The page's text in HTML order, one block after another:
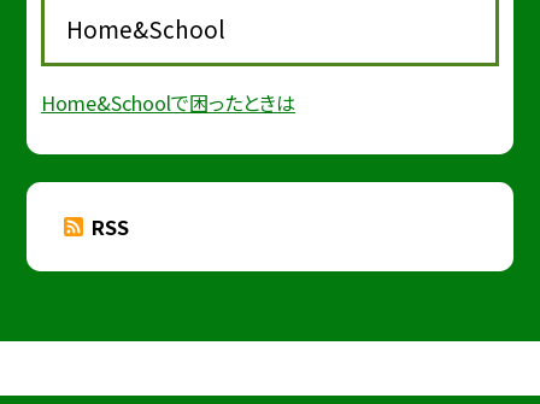
Home&School
Home&Schoolで困ったときは
RSS